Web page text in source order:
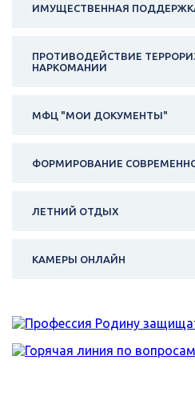
ИМУЩЕСТВЕННАЯ
ПРОТИВОДЕЙСТВИЕ
НАРКОМАНИИ
МФЦ "МОИ ДОКУМЕНТЫ"
ФОРМИРОВАНИЕ
ЛЕТНИЙ ОТДЫХ
КАМЕРЫ ОНЛАЙН